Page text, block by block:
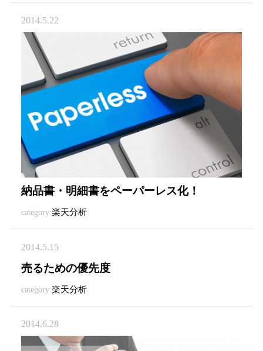
2014.5.22
納品書・明細書をペーパーレス化！
category:楽天分析
2014.5.15
売るための優先度
category:楽天分析
2014.6.28